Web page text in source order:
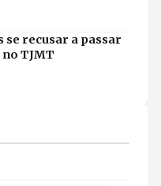
se recusar a passar
TJMT